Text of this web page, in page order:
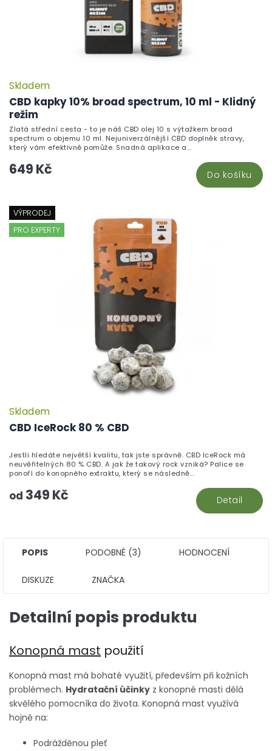
CBD kapky 10% broad spectrum, 10 ml - Klidný
režim
Skladem
649 Kč Do košíku
Zlatá střední cesta - to je náš CBD olej 10 s výtažkem broad
spectrum o objemu 10 ml. Nejuniverzálnější CBD doplněk stravy,
který vám efektivně pomůže. Snadná aplikace a...
VÝPRODEJ
PRO EXPERTY
CBD IceRock 80 % CBD
Skladem
od 349 Kč Detail
Jestli hledáte největší kvalitu, tak jste správně. CBD IceRock má
neuvěřitelných 80 % CBD. A jak že takový rock vzniká? Palice se
ponoří do konopného extraktu, který se následně...
POPIS PODOBNÉ (3) HODNOCENÍ
DISKUZE ZNAČKA
Detailní popis produktu
Konopná mast použití
Konopná mast má bohaté využití, především při kožních
problémech. Hydratační účinky z konopné masti dělá
skvělého pomocníka do života. Konopná mast využívá
hojně na:
Podrážděnou pleť